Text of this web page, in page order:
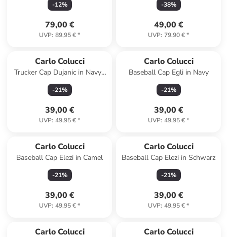
-12%
79,00 €
UVP: 89,95 €*
-38%
49,00 €
UVP: 79,90 €*
Carlo Colucci
Trucker Cap Dujanic in Navy /
Weiß
-21%
39,00 €
UVP: 49,95 €*
Carlo Colucci
Baseball Cap Egli in Navy
-21%
39,00 €
UVP: 49,95 €*
Carlo Colucci
Baseball Cap Elezi in Camel
-21%
39,00 €
UVP: 49,95 €*
Carlo Colucci
Baseball Cap Elezi in Schwarz
-21%
39,00 €
UVP: 49,95 €*
Carlo Colucci Carlo Colucci